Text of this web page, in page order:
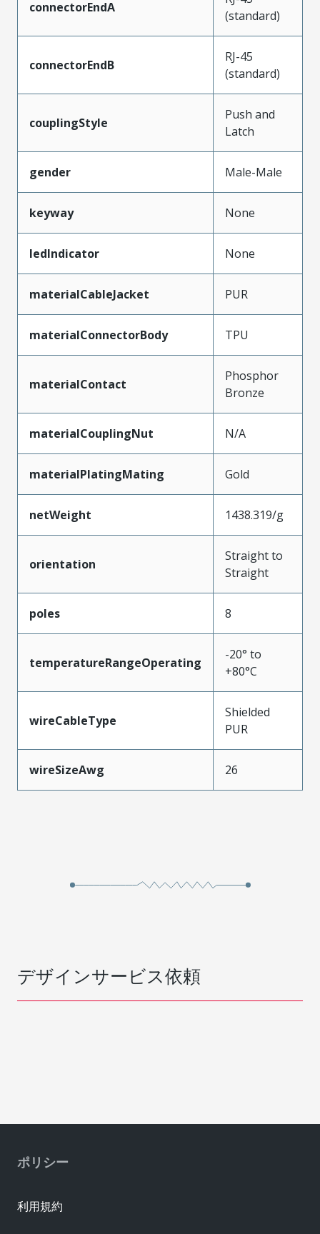
connectorEndA
(standard)
connectorEndB
RJ-45
(standard)
couplingStyle
Push and
Latch
gender Male-Male
keyway None
ledIndicator None
materialCableJacket PUR
materialConnectorBody TPU
materialContact
Phosphor
Bronze
materialCouplingNut N/A
materialPlatingMating Gold
netWeight 1438.319/g
orientation
Straight to
Straight
poles 8
temperatureRangeOperating
-20° to
+80°C
wireCableType
Shielded
PUR
wireSizeAwg 26
デザインサービス依頼
ポリシー
利用規約